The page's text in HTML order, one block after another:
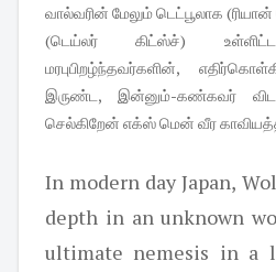
வால்வரின் மேலும் டெட்பூலாக
(டெய்லர் கிட்ஸ்ச்)
மரபுபிறழ்ந்தவர்களின்,
இருண்ட, இன்னும்-கண்கவர் விட
செல்கிறேன் எக்ஸ் மென் வீர
In modern day Japan,
depth in an unknown
ultimate nemesis in a